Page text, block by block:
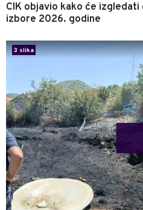
CIK objavio kako će
izbore 2026. godine
3 slika